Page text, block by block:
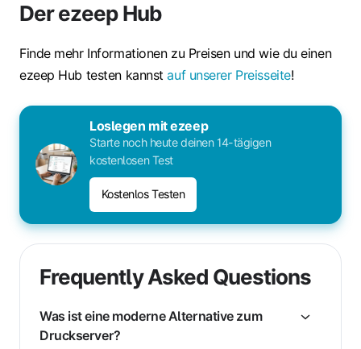
Der ezeep Hub
Finde mehr Informationen zu Preisen und wie du einen
ezeep Hub testen kannstauf unserer Preisseite!
Loslegen mit ezeep
Starte noch heute deinen 14-tägigen
kostenlosen Test
Kostenlos Testen
Frequently Asked Questions
Was ist eine moderne Alternative zum
Druckserver?